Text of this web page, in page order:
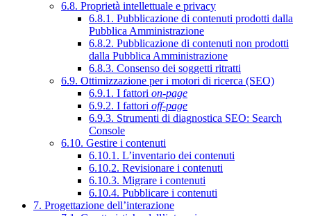
6.8. Proprietà intellettuale e privacy
6.8.1. Pubblicazione di contenuti prodotti dalla
Pubblica Amministrazione
6.8.2. Pubblicazione di contenuti non prodotti
dalla Pubblica Amministrazione
6.8.3. Consenso dei soggetti ritratti
6.9. Ottimizzazione per i motori di ricerca (SEO)
6.9.1. I fattori on-page
6.9.2. I fattori off-page
6.9.3. Strumenti di diagnostica SEO: Search
Console
6.10. Gestire i contenuti
6.10.1. L’inventario dei contenuti
6.10.2. Revisionare i contenuti
6.10.3. Migrare i contenuti
6.10.4. Pubblicare i contenuti
7. Progettazione dell’interazione